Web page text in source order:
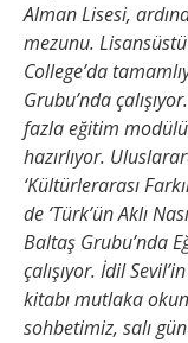
Alman Lisesi,
mezunu.
College’da
Grubu’nda
fazla eğitim
hazırlıyor.
‘Kültürlerarası
de ‘Türk’ün Aklı
Baltaş Grubu’nda
çalışıyor. İdil
kitabı mutlaka
sohbetimiz, salı